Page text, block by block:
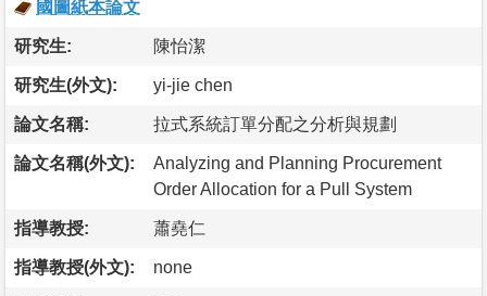
國圖紙本論文
研究生: 陳怡潔
研究生(外文): yi-jie chen
論文名稱: 拉式系統訂單分配之分析與規劃
論文名稱(外文):
Analyzing and Planning Procurement
Order Allocation for a Pull System
指導教授: 蕭堯仁
指導教授(外文): none